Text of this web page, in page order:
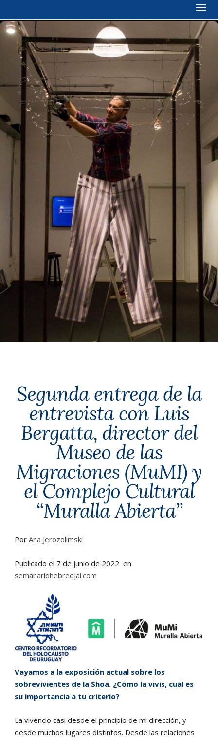
Segunda entrega de la
entrevista con Luis
Bergatta, director del
Museo de las
Migraciones (MuMI) y
el Complejo Cultural
“Muralla Abierta”
Por Ana Jerozolimski
Publicado el 7 de junio de 2022 en
semanariohebreojai.com
Vayamos a la exposición actual sobre los
sobrevivientes de la Shoá. ¿Cómo la vivís, cuál es
su importancia a tu criterio?
La vivencio casi desde el principio de mi dirección, y
desde muchos lugares distintos. Desde las relaciones